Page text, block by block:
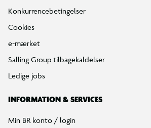
Konkurrencebetingelser
Cookies
e-mærket
Salling Group tilbagekaldelser
Ledige jobs
INFORMATION & SERVICES
Min BR konto / login